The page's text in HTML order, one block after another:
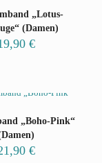
„Lotus-
(Damen)
€
„Boho-Pink“
€